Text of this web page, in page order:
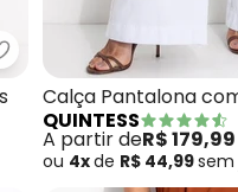
- Calça Mom
Calça Pantalona
Branca)
QUINTESS
A partir deR$ 179,99
ou 4xde R$ 44,99sem